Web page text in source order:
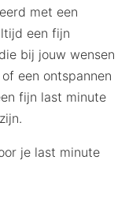
met een
een fijn
bij jouw wensen
of een ontspannen
fijn last minute
je last minute